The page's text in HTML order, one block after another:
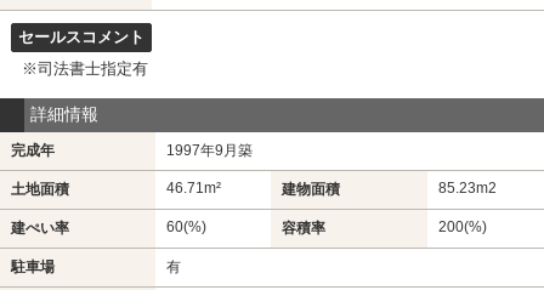
セールスコメント
※司法書士指定有
詳細情報
完成年 1997年9月築
土地面積 46.71m² 建物面積 85.23m2
建ぺい率 60(%) 容積率 200(%)
駐車場 有